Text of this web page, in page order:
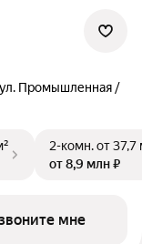
ул. Промышленная /
2-комн.от 37,7
от 8,9 млн ₽
мне